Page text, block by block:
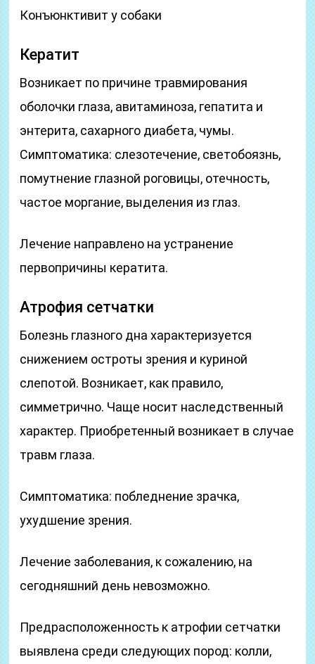
Конъюнктивит у собаки
Кератит
Возникает по причине травмирования
оболочки глаза, авитаминоза, гепатита и
энтерита, сахарного диабета, чумы.
Симптоматика: слезотечение, светобоязнь,
помутнение глазной роговицы, отечность,
частое моргание, выделения из глаз.
Лечение направлено на устранение
первопричины кератита.
Атрофия сетчатки
Болезнь глазного дна характеризуется
снижением остроты зрения и куриной
слепотой. Возникает, как правило,
симметрично. Чаще носит наследственный
характер. Приобретенный возникает в случае
травм глаза.
Симптоматика: побледнение зрачка,
ухудшение зрения.
Лечение заболевания, к сожалению, на
сегодняшний день невозможно.
Предрасположенность к атрофии сетчатки
выявлена среди следующих пород: колли,